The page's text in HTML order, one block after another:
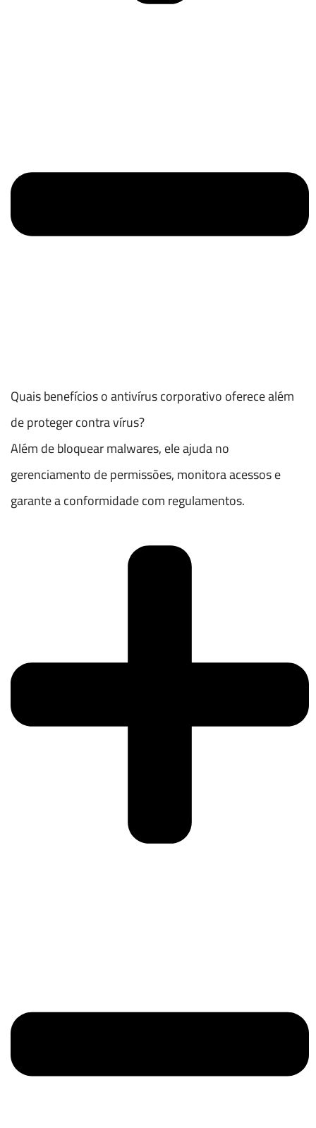
Quais benefícios o antivírus corporativo oferece além
de proteger contra vírus?
Além de bloquear malwares, ele ajuda no
gerenciamento de permissões, monitora acessos e
garante a conformidade com regulamentos.